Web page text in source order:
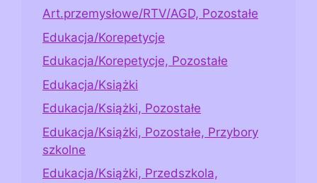
Art.przemysłowe/RTV/AGD, Pozostałe
Edukacja/Korepetycje
Edukacja/Korepetycje, Pozostałe
Edukacja/Książki
Edukacja/Książki, Pozostałe
Edukacja/Książki, Pozostałe, Przybory
szkolne
Edukacja/Książki, Przedszkola,